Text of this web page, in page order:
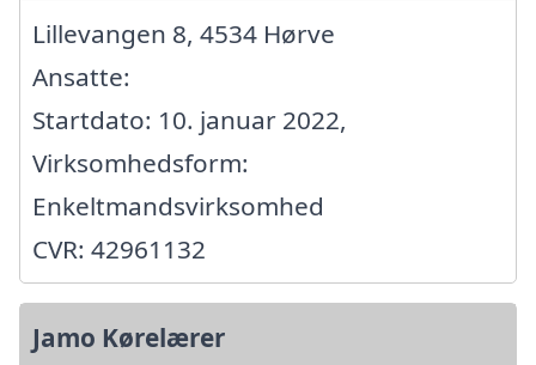
Lillevangen 8, 4534 Hørve
Ansatte:
Startdato: 10. januar 2022,
Virksomhedsform:
Enkeltmandsvirksomhed
CVR: 42961132
Jamo Kørelærer